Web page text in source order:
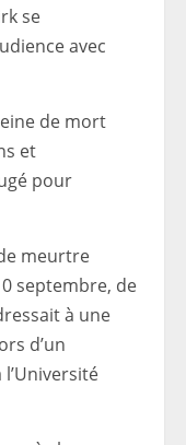
se
avec
de mort
et
pour
meurtre
septembre, de
à une
d’un